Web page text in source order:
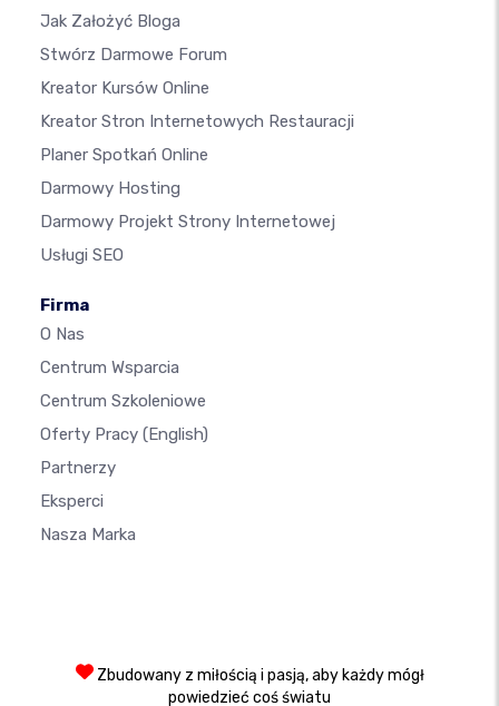
Jak Założyć Bloga
Stwórz Darmowe Forum
Kreator Kursów Online
Kreator Stron Internetowych Restauracji
Planer Spotkań Online
Darmowy Hosting
Darmowy Projekt Strony Internetowej
Usługi SEO
Firma
O Nas
Centrum Wsparcia
Centrum Szkoleniowe
Oferty Pracy (English)
Partnerzy
Eksperci
Nasza Marka
Zbudowany z miłością i pasją, aby każdy mógł
powiedzieć coś światu